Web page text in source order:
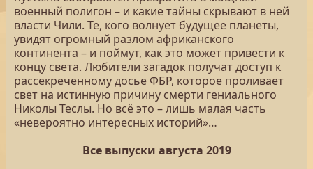
военный полигон – и какие тайны скрывают в ней
власти Чили. Те, кого волнует будущее планеты,
увидят огромный разлом африканского
континента – и поймут, как это может привести к
концу света. Любители загадок получат доступ к
рассекреченному досье ФБР, которое проливает
свет на истинную причину смерти гениального
Николы Теслы. Но всё это – лишь малая часть
«невероятно интересных историй»…
Все выпуски августа 2019